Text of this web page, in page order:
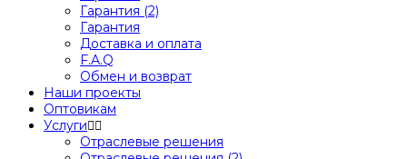
Гарантия (2)
Гарантия
Доставка и оплата
F.A.Q
Обмен и возврат
Наши проекты
Оптовикам
Услуги
Отраслевые решения